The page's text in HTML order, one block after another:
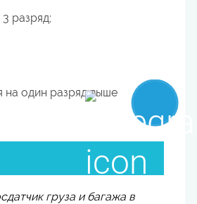
разряд;
на один разряд выше
груза и багажа в